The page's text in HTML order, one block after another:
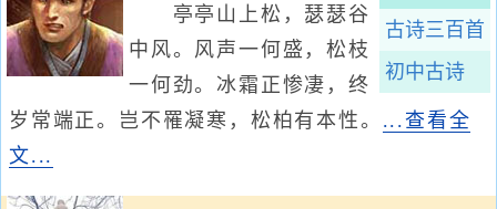
古诗三百首
初中古诗
亭亭山上松，瑟瑟谷
中风。风声一何盛，松枝
一何劲。冰霜正惨凄，终
岁常端正。岂不罹凝寒，松柏有本性。 ...查看全
文...